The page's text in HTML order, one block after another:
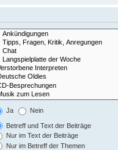
Ja Nein
Betreff und Text der Beiträge
Nur im Text der Beiträge
Nur im Betreff der Themen